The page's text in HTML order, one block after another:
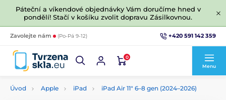
Páteční a víkendové objednávky Vám doručíme hned v
pondělí! Stačí v košíku zvolit dopravu Zásilkovnou.
Zavolejte nám (Po-Pá 9-12) +420 591 142 359
0
Menu
Úvod Apple iPad iPad Air 11" 6–8 gen (2024–2026)